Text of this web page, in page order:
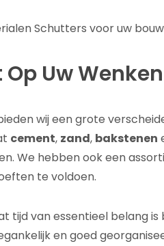
Schutters voor uw
Op Uw
wij een grote
cement, zand, bakstenen
We hebben ook een
te voldoen.
tijd van essentieel belang
en goed